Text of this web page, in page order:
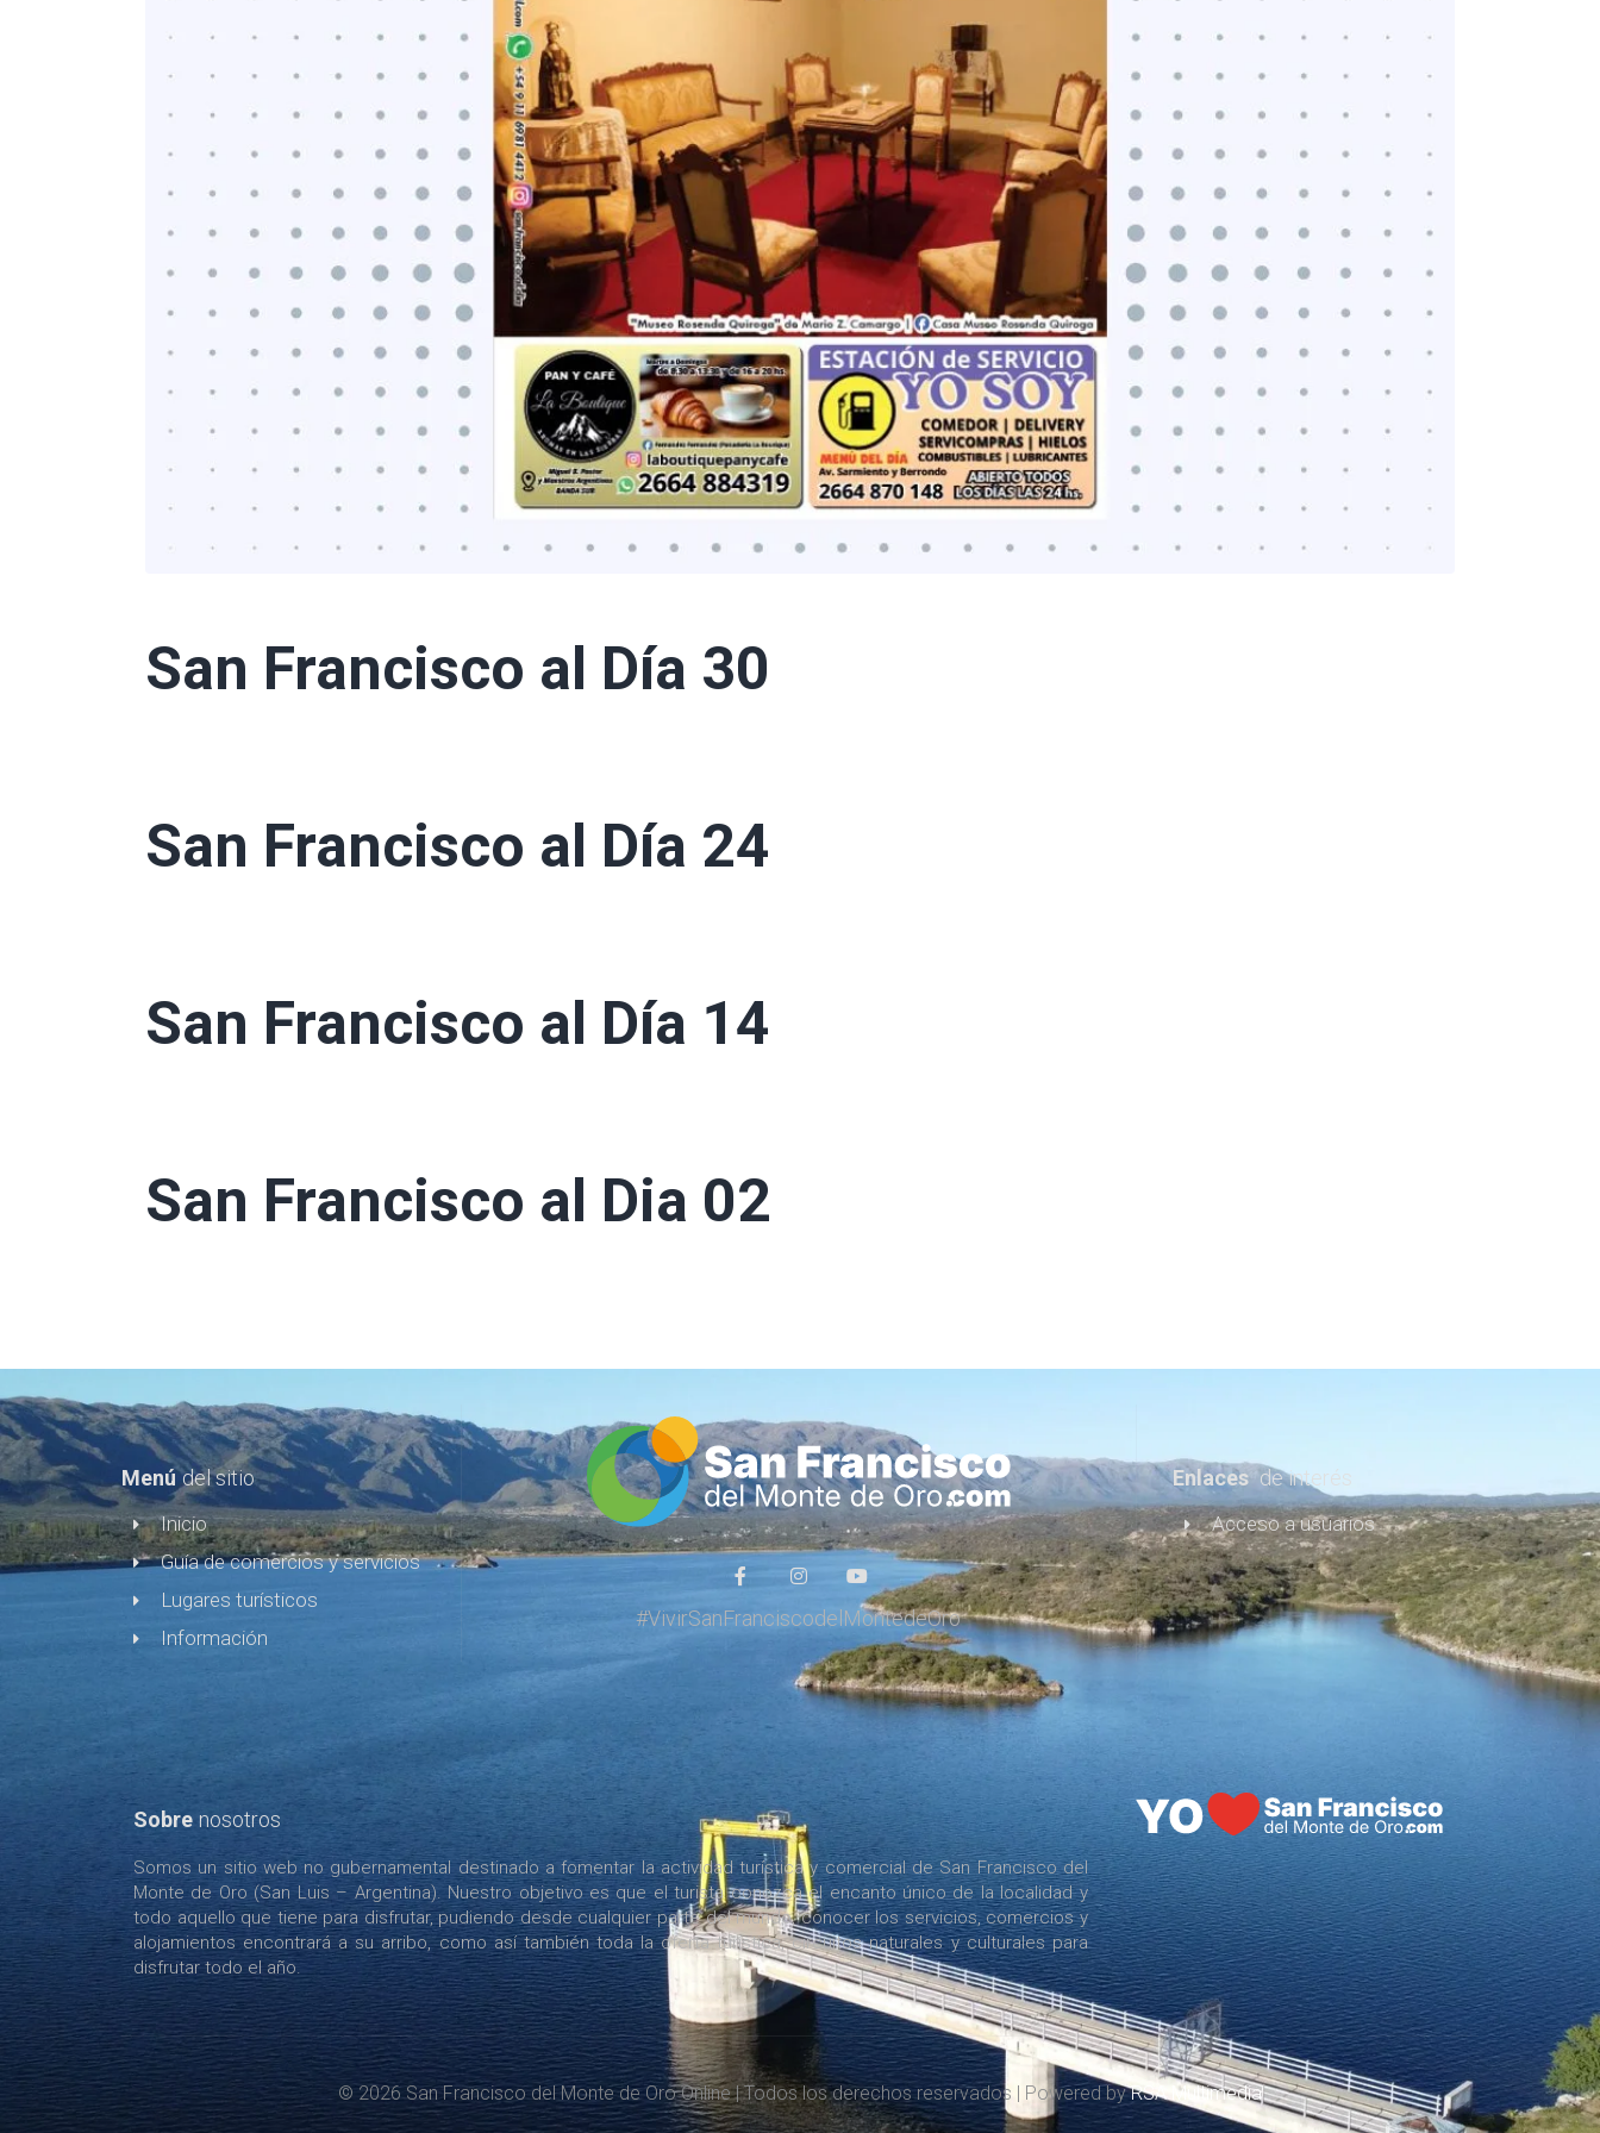
San Francisco al Día 30
San Francisco al Día 24
San Francisco al Día 14
San Francisco al Dia 02
Menú del sitio
Inicio
Guía de comercios y servicios
Lugares turísticos
Información
#VivirSanFranciscodelMontedeOro
Enlaces de interés
Acceso a usuarios
Sobre nosotros
Somos un sitio web no gubernamental destinado a fomentar la actividad turística y comercial de San Francisco del
Monte de Oro (San Luis – Argentina). Nuestro objetivo es que el turista conozca el encanto único de la localidad y
todo aquello que tiene para disfrutar, pudiendo desde cualquier parte del mundo, conocer los servicios, comercios y
alojamientos encontrará a su arribo, como así también toda la oferta turística, circuitos naturales y culturales para
disfrutar todo el año.
© 2026 San Francisco del Monte de Oro Online | Todos los derechos reservados | Powered byRSA Multimedia